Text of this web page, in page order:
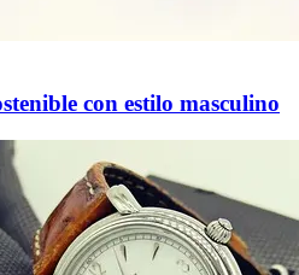
con estilo masculino